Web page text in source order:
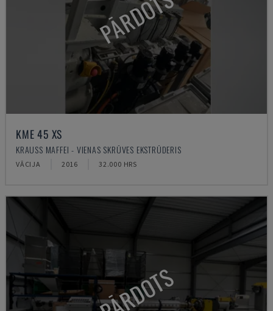
PĀRDOTS
KME 45 XS
KRAUSS MAFFEI - VIENAS SKRŪVES EKSTRŪDERIS
VĀCIJA 2016 32.000 HRS
PĀRDOTS